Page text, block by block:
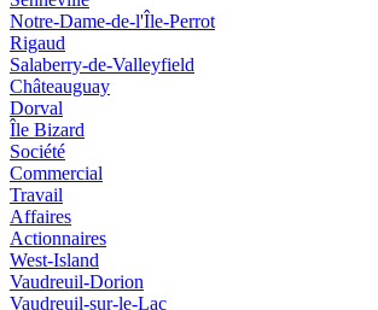
Notre-Dame-de-l'Île-Perrot
Rigaud
Salaberry-de-Valleyfield
Châteauguay
Dorval
Île Bizard
Société
Commercial
Travail
Affaires
Actionnaires
West-Island
Vaudreuil-Dorion
Vaudreuil-sur-le-Lac